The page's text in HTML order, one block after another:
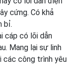
cứng. Có khả
bỉ.
cáp có lõi dẫn
Mang lại sự linh
các công trình yêu